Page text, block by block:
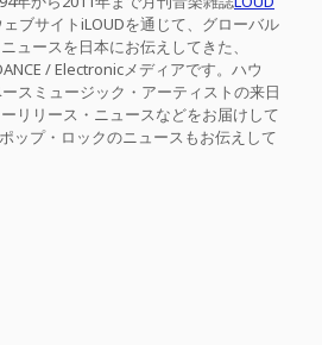
ブサイトiLOUDを通じて、グローバル
ュースを日本にお伝えしてきた、
/ Electronicメディアです。ハウ
スミュージック・アーティストの来日
リリース・ニュースなどをお届けして
ップ・ロックのニュースもお伝えして